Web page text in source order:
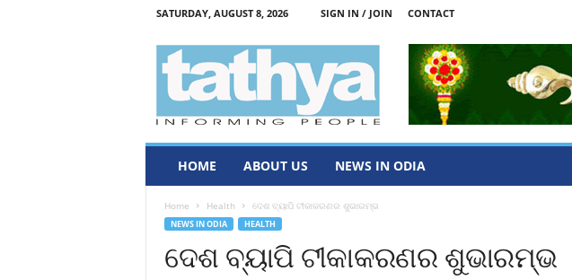
SATURDAY, AUGUST 8, 2026 SIGN IN / JOIN CONTACT
HOME ABOUT US NEWS IN ODIA
Home Health ଦେଶ ବ୍ୟାପି ଟୀକାକରଣର ଶୁଭାରମ୍ଭ
NEWS IN ODIA HEALTH
ଦେଶ ବ୍ୟାପି ଟୀକାକରଣର ଶୁଭାରମ୍ଭ